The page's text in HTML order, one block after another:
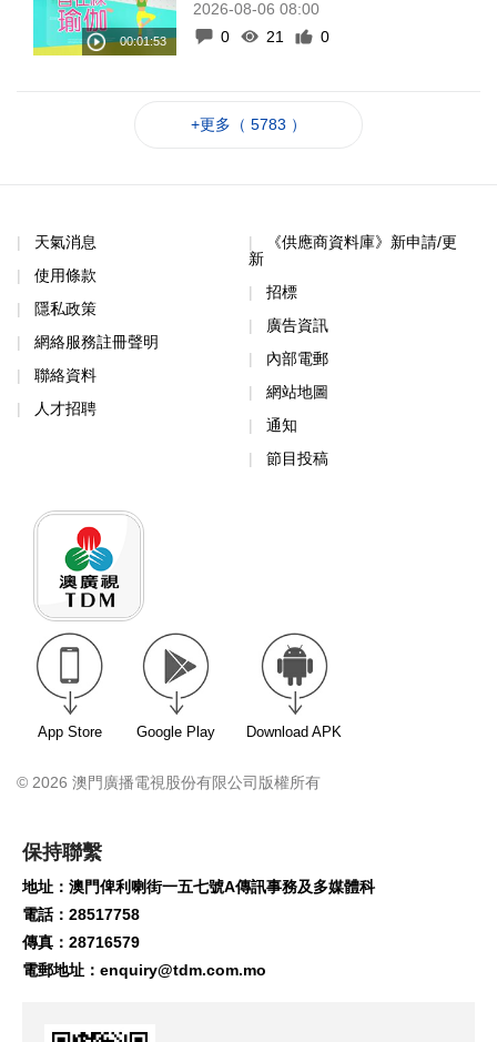
2026-08-06 08:00
0
21 0
+更多（ 5783 ）
天氣消息
使用條款
隱私政策
網絡服務註冊聲明
聯絡資料
人才招聘
《供應商資料庫》新申請/更
新
招標
廣告資訊
內部電郵
網站地圖
通知
節目投稿
App Store Google Play Download APK
© 2026 澳門廣播電視股份有限公司版權所有
保持聯繫
地址：澳門俾利喇街一五七號A傳訊事務及多媒體科
電話：28517758
傳真：28716579
電郵地址： enquiry@tdm.com.mo